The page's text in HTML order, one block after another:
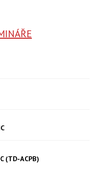
(TD-ACPB)